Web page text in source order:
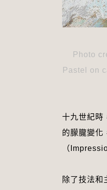
Photo
Pastel on
十九世紀時
的朦朧變化
（
除了技法和